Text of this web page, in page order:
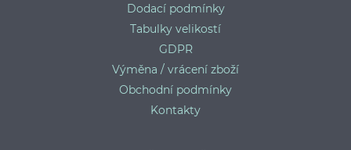
Dodací podmínky
Tabulky velikostí
GDPR
Výměna / vrácení zboží
Obchodní podmínky
Kontakty